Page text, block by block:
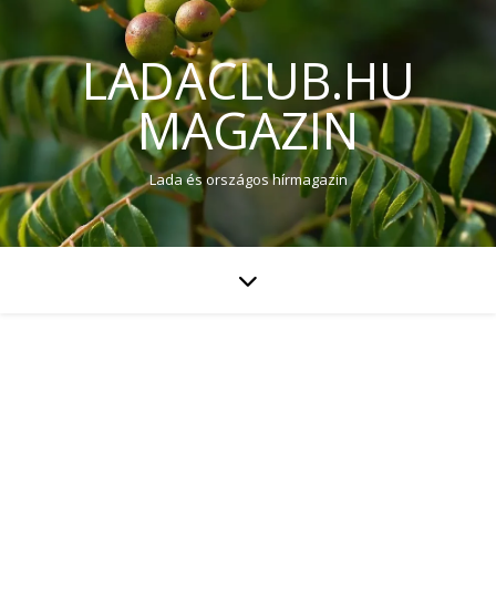
LADACLUB.HU
MAGAZIN
Lada és országos hírmagazin